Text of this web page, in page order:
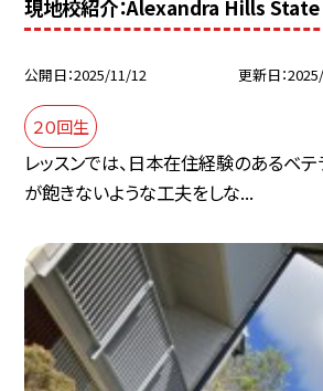
現地校紹介：Alexandra Hills
公開日 2025/11/12 更新日
２０回生
レッスンでは、日本在住経験のあるベ
が飽きないような工夫をしな...